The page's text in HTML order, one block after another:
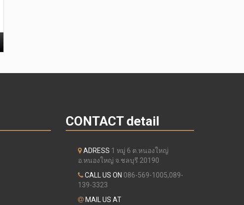
CONTACT detail
ADRESS 1 หมู่ 6 ต.หนองใหญ่
อ.หนองใหญ่ จ.ชลบุรี 20190
CALL US ON 086-569-1005,089-
139-3323
MAIL US AT